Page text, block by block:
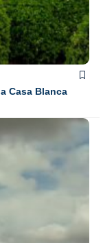
Casa Blanca